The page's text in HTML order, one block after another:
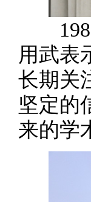
1983
用武表
长期关
坚定的
来的学